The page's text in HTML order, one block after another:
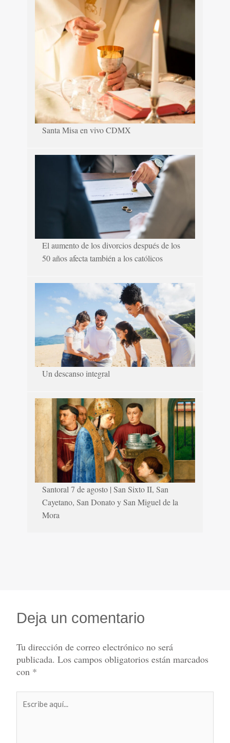
Santa Misa en vivo CDMX
El aumento de los divorcios después de los
50 años afecta también a los católicos
Un descanso integral
Santoral 7 de agosto | San Sixto II, San
Cayetano, San Donato y San Miguel de la
Mora
Deja un comentario
Tu dirección de correo electrónico no será
publicada. Los campos obligatorios están marcados
con *
aquí...